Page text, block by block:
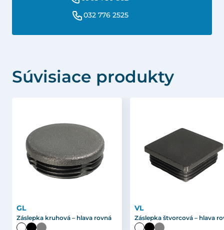
032 776 2525
Súvisiace produkty
GL
Záslepka kruhová – hlava rovná
VL
Záslepka štvorcová – hlava